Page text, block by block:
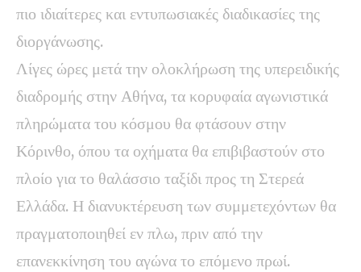
πιο ιδιαίτερες και εντυπωσιακές διαδικασίες της
διοργάνωσης.
Λίγες ώρες μετά την ολοκλήρωση της υπερειδικής
διαδρομής στην Αθήνα, τα κορυφαία αγωνιστικά
πληρώματα του κόσμου θα φτάσουν στην
Κόρινθο, όπου τα οχήματα θα επιβιβαστούν στο
πλοίο για το θαλάσσιο ταξίδι προς τη Στερεά
Ελλάδα. Η διανυκτέρευση των συμμετεχόντων θα
πραγματοποιηθεί εν πλω, πριν από την
επανεκκίνηση του αγώνα το επόμενο πρωί.